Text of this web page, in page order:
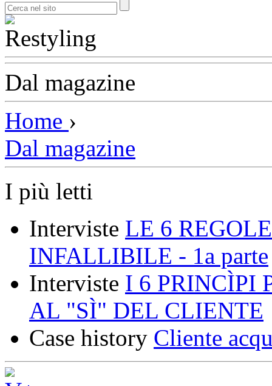
Dal magazine
Home ›
Dal magazine
I più letti
Interviste LE 6
INFALLIBILE - 1a parte
Interviste I 6 PRINCÌPI
AL "SÌ" DEL CLIENTE
Case history Cliente